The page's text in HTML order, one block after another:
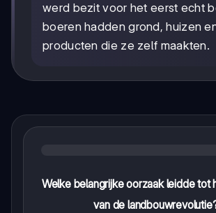
werd bezit voor het eerst echt
boeren hadden grond, huizen
producten die ze zelf maakten.
Welke belangrijke oorzaak leidde tot
van de